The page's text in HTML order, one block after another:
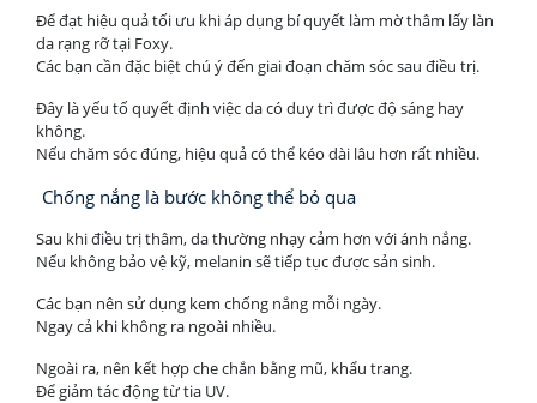
Để đạt hiệu quả tối ưu khi áp dụng bí quyết làm mờ thâm lấy làn
da rạng rỡ tại Foxy.
Các bạn cần đặc biệt chú ý đến giai đoạn chăm sóc sau điều trị.
Đây là yếu tố quyết định việc da có duy trì được độ sáng hay
không.
Nếu chăm sóc đúng, hiệu quả có thể kéo dài lâu hơn rất nhiều.
Chống nắng là bước không thể bỏ qua
Sau khi điều trị thâm, da thường nhạy cảm hơn với ánh nắng.
Nếu không bảo vệ kỹ, melanin sẽ tiếp tục được sản sinh.
Các bạn nên sử dụng kem chống nắng mỗi ngày.
Ngay cả khi không ra ngoài nhiều.
Ngoài ra, nên kết hợp che chắn bằng mũ, khẩu trang.
Để giảm tác động từ tia UV.